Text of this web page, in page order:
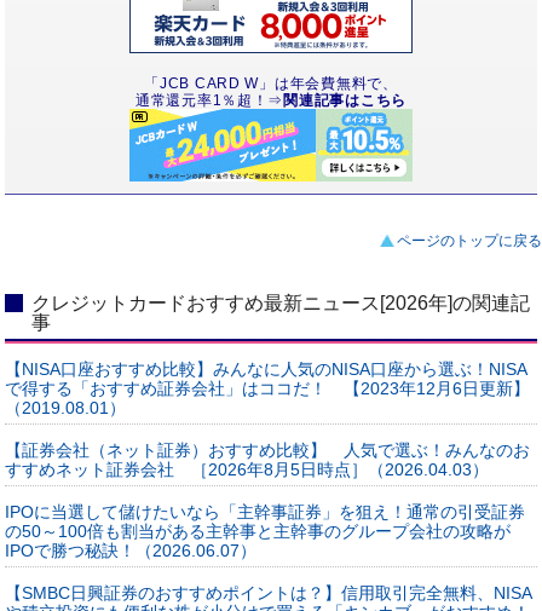
「JCB CARD W」は年会費無料で、
通常還元率1％超！⇒ 関連記事はこちら
ページのトップに戻る
クレジットカードおすすめ最新ニュース[2026年]の関連記
事
【NISA口座おすすめ比較】みんなに人気のNISA口座から選ぶ！NISA
で得する「おすすめ証券会社」はココだ！ 【2023年12月6日更新】
（2019.08.01）
【証券会社（ネット証券）おすすめ比較】 人気で選ぶ！みんなのお
すすめネット証券会社 ［2026年8月5日時点］（2026.04.03）
IPOに当選して儲けたいなら「主幹事証券」を狙え！通常の引受証券
の50～100倍も割当がある主幹事と主幹事のグループ会社の攻略が
IPOで勝つ秘訣！（2026.06.07）
【SMBC日興証券のおすすめポイントは？】信用取引完全無料、NISA